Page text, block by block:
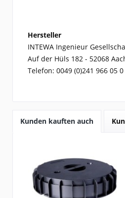
Hersteller
INTEWA Ingenieur
Auf der Hüls 182 - 52068
Telefon: 0049 (0)241 966 05
Kunden kauften auch